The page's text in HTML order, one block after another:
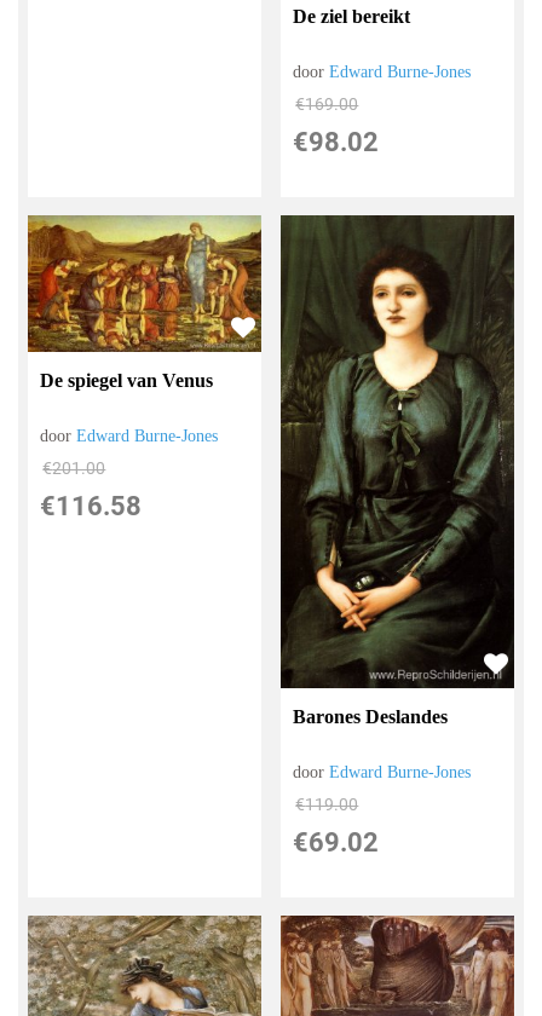
De ziel bereikt
doorEdward Burne-Jones
€169.00
€98.02
De spiegel van Venus
doorEdward Burne-Jones
€201.00
€116.58
Barones Deslandes
doorEdward Burne-Jones
€119.00
€69.02